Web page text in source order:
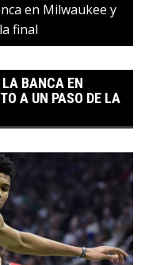
en Milwaukee y
final
BANCA EN
A UN PASO DE LA